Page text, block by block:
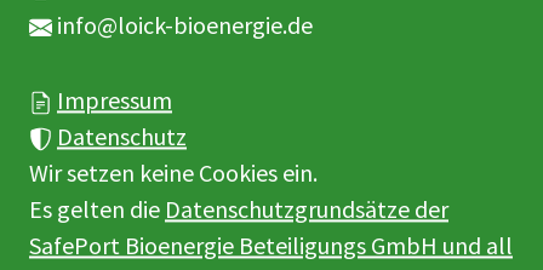
info@loick-bioenergie.de
Impressum
Datenschutz
Wir setzen keine Cookies ein.
Es gelten die Datenschutzgrundsätze der
SafePort Bioenergie Beteiligungs GmbH und all